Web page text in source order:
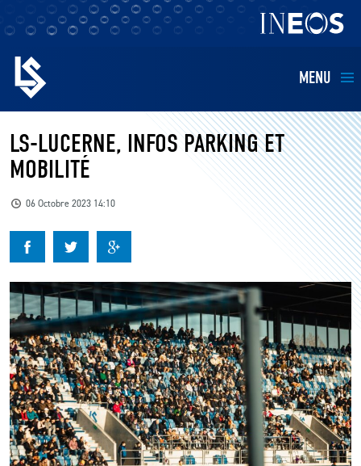
MENU
EQUIPES
BILLETTERIE
KIDS
BUSINESS
RESTAURATION
CLUB
CONTACT
LS-LUCERNE, INFOS PARKING ET
MOBILITÉ
06 Octobre 2023 14:10